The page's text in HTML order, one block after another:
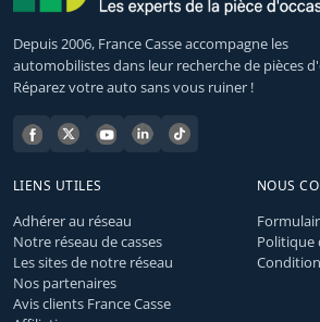
Depuis 2006, France Casse accompagne les
automobilistes dans leur recherche de pièces
Réparez votre auto sans vous ruiner !
LIENS UTILES
Adhérer au réseau
Notre réseau de casses
Les sites de notre réseau
Nos partenaires
Avis clients France Casse
NOUS
Politique